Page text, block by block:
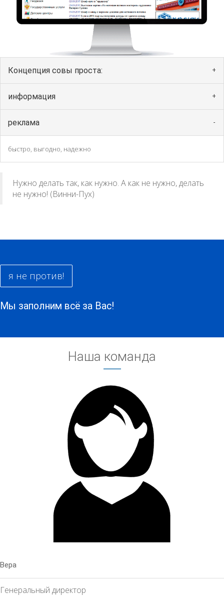
Концепция совы проста:
информация
реклама
быстро, выгодно, надежно
Нужно делать так, как нужно. А как не нужно, делать
не нужно! (Винни-Пух)
я не против!
Мы заполним всё за Вас!
Наша команда
Вера
Генеральный директор